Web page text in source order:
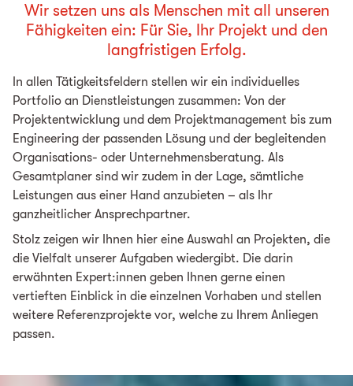
Wir setzen uns als Menschen mit all unseren
Fähigkeiten ein: Für Sie, Ihr Projekt und den
langfristigen Erfolg.
In al­len Tä­tig­keitsfeldern stellen wir ein individuelles
Portfolio an Dienstleistungen zusammen: Von der
Projektentwicklung und dem Projektmanagement bis zum
Engineering der passenden Lösung und der begleitenden
Organisations- oder Unternehmensberatung. Als
Gesamtplaner sind wir zudem in der Lage, sämtliche
Leistungen aus einer Hand anzubieten – als Ihr
ganzheitlicher Ansprechpartner.
Stolz zeigen wir Ihnen hier eine Auswahl an Projekten, die
die Vielfalt unserer Aufgaben wiedergibt. Die darin
erwähnten Expert:innen geben Ihnen gerne einen
vertieften Einblick in die einzelnen Vorhaben und stellen
weitere Referenzprojekte vor, welche zu Ihrem Anliegen
passen.